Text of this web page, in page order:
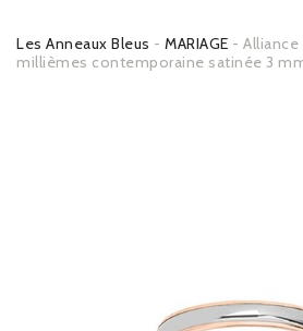
Les Anneaux Bleus MARIAGE
millièmes contemporaine satinée 3